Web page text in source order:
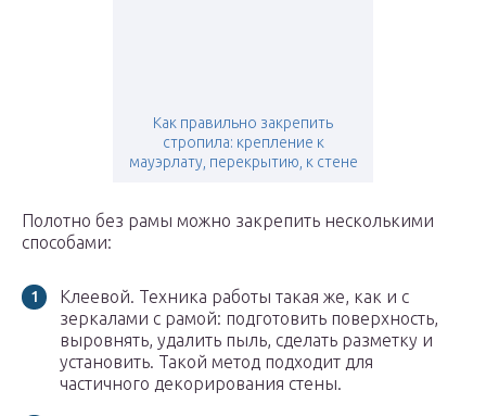
Как правильно закрепить
стропила: крепление к
мауэрлату, перекрытию, к стене
Полотно без рамы можно закрепить несколькими
способами:
Клеевой. Техника работы такая же, как и с
зеркалами с рамой: подготовить поверхность,
выровнять, удалить пыль, сделать разметку и
установить. Такой метод подходит для
частичного декорирования стены.